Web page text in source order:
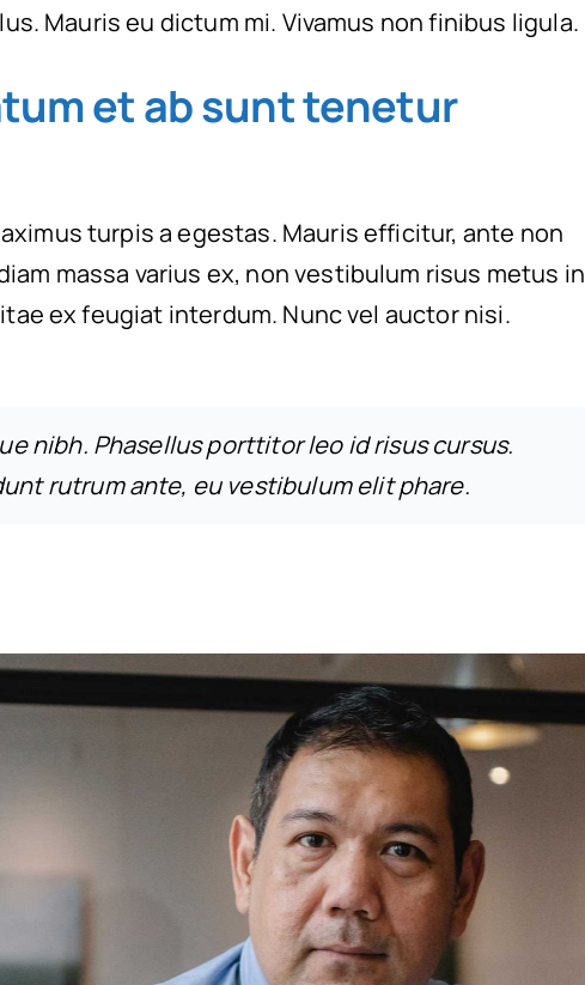
Mauris eu dictum mi. Vivamus non finibus ligula.
et ab sunt tenetur
turpis a egestas. Mauris efficitur, ante non
massa varius ex, non vestibulum risus metus in
ex feugiat interdum. Nunc vel auctor nisi.
nibh. Phasellus porttitor leo id risus cursus.
rutrum ante, eu vestibulum elit phare.